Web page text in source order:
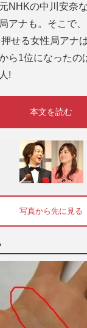
NHKの中川安奈
アナも。そこで
押せる女性局ア
ら1位になったの
!
本文を読む
写真から先に見る